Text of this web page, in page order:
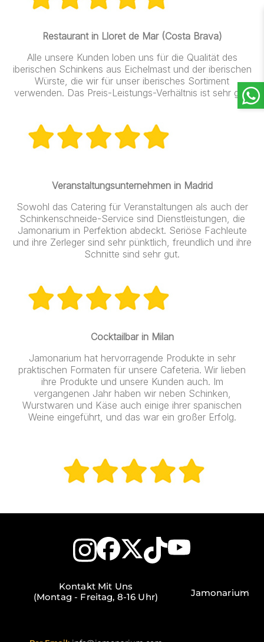
Restaurant in Lloret de Mar (Costa Brava)
Alle unsere Kunden loben uns für die Qualität des
iberischen Schinkens aus Eichelmast und der iberischen
Würste, die wir für unser iberisches Sortiment
verwenden. Das Preis-Leistungs-Verhältnis ist sehr gut.
Veranstaltungsunternehmen in Madrid
Sowohl das Catering für Veranstaltungen als auch der
Schinkenschneide-Service sind Dienstleistungen, die
Jamonarium in Perfektion abdeckt. Seriöse Fachleute
und ihre Zerleger sind sehr pünktlich, freundlich und ihre
Schnitte sind sehr gut.
Cocktailbar in Milan
Jamonarium hat hervorragende Produkte in sehr
praktischen Formaten für unsere Cafeteria. Wir lieben
ihre Produkte und unsere Kunden auch. Im
vergangenen Jahr haben wir neben Schinken,
Wurstwaren und Käse auch einige ihrer spanischen
Weine eingeführt, und das war ein großer Erfolg.
Kontakt Mit Uns
(Montag - Freitag, 8-16 Uhr)
Jamonarium